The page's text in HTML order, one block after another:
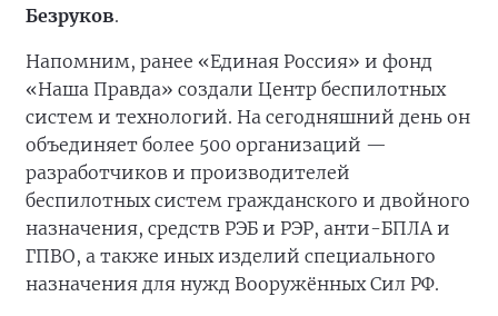
Безруков.
Напомним, ранее «Единая Россия» и фонд
«Наша Правда» создали Центр беспилотных
систем и технологий. На сегодняшний день он
объединяет более 500 организаций —
разработчиков и производителей
беспилотных систем гражданского и двойного
назначения, средств РЭБ и РЭР, анти-БПЛА и
ГПВО, а также иных изделий специального
назначения для нужд Вооружённых Сил РФ.